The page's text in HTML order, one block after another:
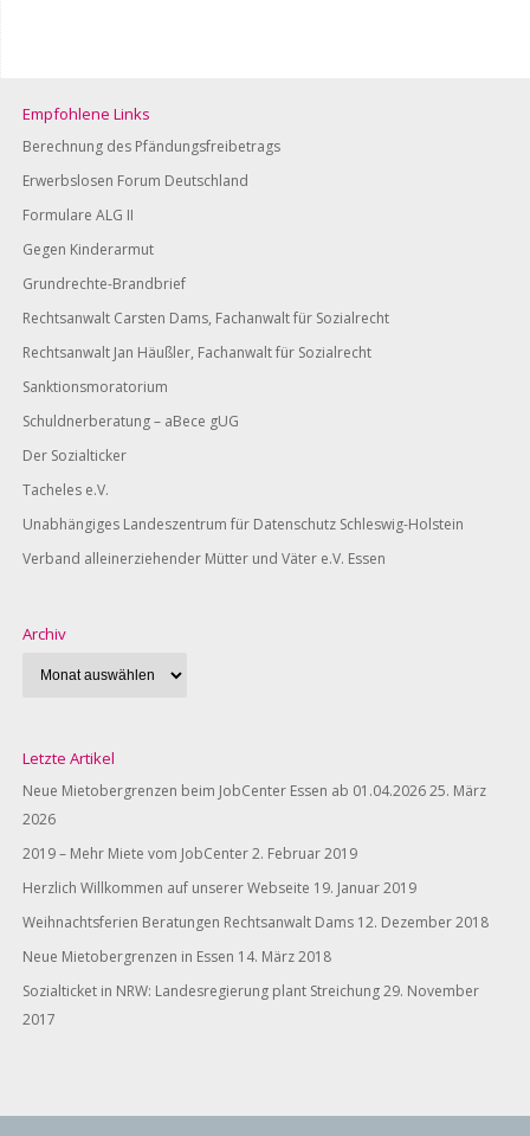
Empfohlene Links
Berechnung des Pfändungsfreibetrags
Erwerbslosen Forum Deutschland
Formulare ALG II
Gegen Kinderarmut
Grundrechte-Brandbrief
Rechtsanwalt Carsten Dams, Fachanwalt für Sozialrecht
Rechtsanwalt Jan Häußler, Fachanwalt für Sozialrecht
Sanktionsmoratorium
Schuldnerberatung – aBece gUG
Der Sozialticker
Tacheles e.V.
Unabhängiges Landeszentrum für Datenschutz Schleswig-Holstein
Verband alleinerziehender Mütter und Väter e.V. Essen
Archiv
Letzte Artikel
Neue Mietobergrenzen beim JobCenter Essen ab 01.04.202625. März
2026
2019 – Mehr Miete vom JobCenter2. Februar 2019
Herzlich Willkommen auf unserer Webseite 19. Januar 2019
Weihnachtsferien Beratungen Rechtsanwalt Dams 12. Dezember 2018
Neue Mietobergrenzen in Essen 14. März 2018
Sozialticket in NRW: Landesregierung plant Streichung29. November
2017